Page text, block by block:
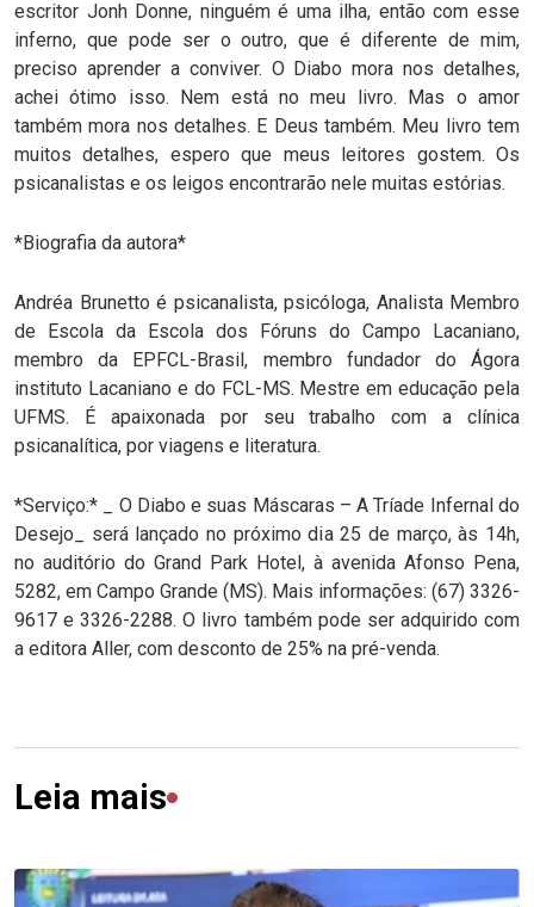
escritor Jonh Donne, ninguém é uma ilha, então com esse
inferno, que pode ser o outro, que é diferente de mim,
preciso aprender a conviver. O Diabo mora nos detalhes,
achei ótimo isso. Nem está no meu livro. Mas o amor
também mora nos detalhes. E Deus também. Meu livro tem
muitos detalhes, espero que meus leitores gostem. Os
psicanalistas e os leigos encontrarão nele muitas estórias.
*Biografia da autora*
Andréa Brunetto é psicanalista, psicóloga, Analista Membro
de Escola da Escola dos Fóruns do Campo Lacaniano,
membro da EPFCL-Brasil, membro fundador do Ágora
instituto Lacaniano e do FCL-MS. Mestre em educação pela
UFMS. É apaixonada por seu trabalho com a clínica
psicanalítica, por viagens e literatura.
*Serviço:* _ O Diabo e suas Máscaras – A Tríade Infernal do
Desejo_ será lançado no próximo dia 25 de março, às 14h,
no auditório do Grand Park Hotel, à avenida Afonso Pena,
5282, em Campo Grande (MS). Mais informações: (67) 3326-
9617 e 3326-2288. O livro também pode ser adquirido com
a editora Aller, com desconto de 25% na pré-venda.
Leia mais